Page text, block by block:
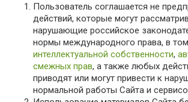
Пользователь соглашается не
действий, которые могут
нарушающие российское
нормы международного права, в
интеллектуальной собственности,
смежных прав, а также любых
приводят или могут привести к
нормальной работы Сайта и